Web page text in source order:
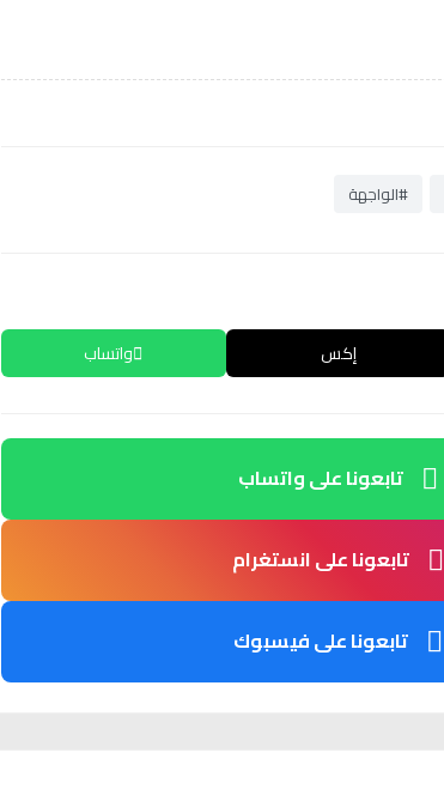
#الواجهة
إكس واتساب
تابعونا على واتساب
تابعونا على انستغرام
تابعونا على فيسبوك